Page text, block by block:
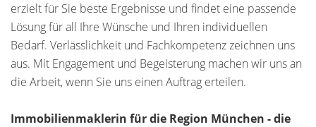
erzielt für Sie beste Ergebnisse und findet eine passende
Lösung für all Ihre Wünsche und Ihren individuellen
Bedarf. Verlässlichkeit und Fachkompetenz zeichnen uns
aus. Mit Engagement und Begeisterung machen wir uns an
die Arbeit, wenn Sie uns einen Auftrag erteilen.
Immobilienmaklerin für die Region München - die